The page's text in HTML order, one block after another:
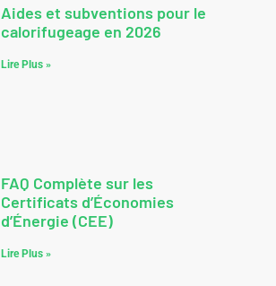
Aides et subventions pour le
calorifugeage en 2026
Lire Plus »
FAQ Complète sur les
Certificats d’Économies
d’Énergie (CEE)
Lire Plus »